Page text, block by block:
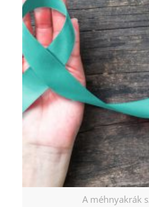
A méhnyakrák